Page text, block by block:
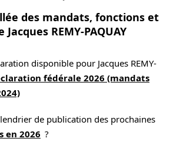
des mandats, fonctions et
REMY-PAQUAY
disponible pour Jacques REMY-
fédérale 2026 (mandats
de publication des prochaines
en 2026 ?